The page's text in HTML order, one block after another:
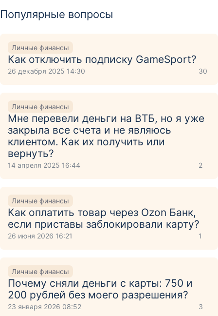
Популярные вопросы
Личные финансы
Как отключить подписку GameSport?
26 декабря 2025 14:30 30
Личные финансы
Мне перевели деньги на ВТБ, но я уже
закрыла все счета и не являюсь
клиентом. Как их получить или
вернуть?
14 апреля 2025 16:44 2
Личные финансы
Как оплатить товар через Ozon Банк,
если приставы заблокировали карту?
26 июня 2026 16:21 1
Личные финансы
Почему сняли деньги с карты: 750 и
200 рублей без моего разрешения?
23 января 2026 08:52 3